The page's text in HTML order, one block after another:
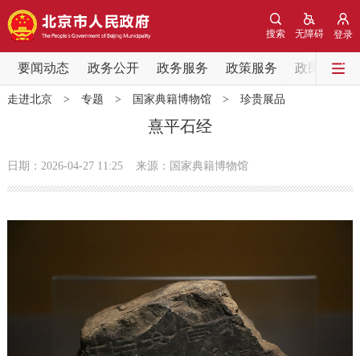
登录
无障碍
搜索
要闻动态 政务公开 政务服务 政策服务 政民互动
要闻动态
党中央精神 国务院信息 中央部委动态
市领导 机构职能 政策服务
政策兑现 政策解读
走进北京> 专题 > 国家典籍博物馆> 珍贵展品
熹平石经
日期：2026-04-27 11:25 来源：国家典籍博物馆